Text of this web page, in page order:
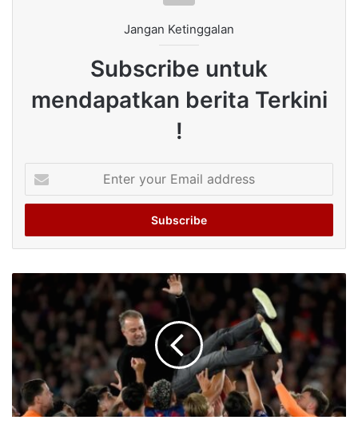
Jangan Ketinggalan
Subscribe untuk
mendapatkan berita Terkini
!
your
Email